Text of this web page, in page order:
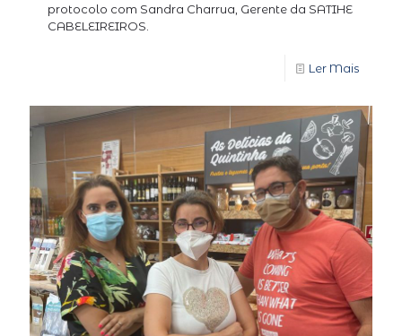
protocolo com Sandra Charrua, Gerente da SATIHE
CABELEIREIROS.
Ler Mais